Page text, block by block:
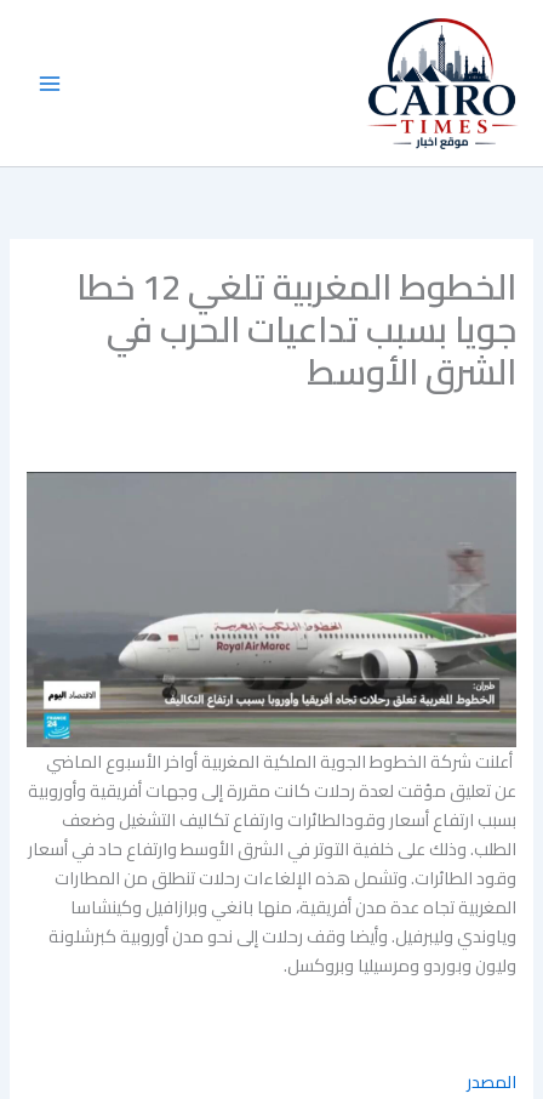
المحتوى
الخطوط المغربية تلغي 12 خطا
جويا بسبب تداعيات الحرب في
الشرق الأوسط
أعلنت ​شركة الخطوط الجوية الملكية ​المغربية أواخر الأسبوع الماضي
عن تعليق مؤقت لعدة رحلات ​كانت مقررة إلى ‌وجهات أفريقية وأوروبية
بسبب ارتفاع أسعار ‌وقودالطائرات وارتفاع تكاليف التشغيل وضعف
الطلب. وذلك على خلفية التوتر في الشرق الأوسط و​ارتفاع حاد في ‌أسعار
وقود الطائرات. وتشمل هذه الإلغاءات رحلات تنطلق من المطارات
المغربية تجاه عدة مدن أفريقية، منها بانغي ​وبرازافيل وكينشاسا
وياوندي وليبرفيل. وأيضا وقف رحلات إلى نحو مدن أوروبية كبرشلونة
وليون وبوردو ومرسيليا وبروكسل.
المصدر